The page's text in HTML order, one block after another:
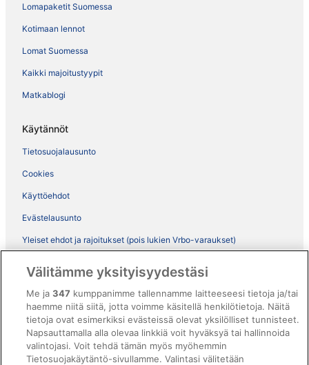
Lomapaketit Suomessa
Kotimaan lennot
Lomat Suomessa
Kaikki majoitustyypit
Matkablogi
Käytännöt
Tietosuojalausunto
Cookies
Käyttöehdot
Evästelausunto
Yleiset ehdot ja rajoitukset (pois lukien Vrbo-varaukset)
ebookers BONUS+ -ohjelman ehdot
Oikeudelliset tiedot / ota meihin yhteyttä
Sisältövaatimukset ja ilmoituksen tekeminen sisällöstä
Välitämme yksityisyydestäsi
Me ja347 kumppanimme tallennamme laitteeseesi tietoja ja/tai
haemme niitä siitä, jotta voimme käsitellä henkilötietoja. Näitä
tietoja ovat esimerkiksi evästeissä olevat yksilölliset tunnisteet.
Napsauttamalla alla olevaa linkkiä voit hyväksyä tai hallinnoida
valintojasi. Voit tehdä tämän myös myöhemmin
Tietosuojakäytäntö-sivullamme. Valintasi välitetään